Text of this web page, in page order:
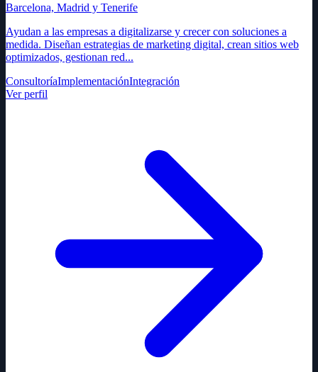
Barcelona, Madrid y Tenerife
Ayudan a las empresas a digitalizarse y crecer con soluciones a
medida. Diseñan estrategias de marketing digital, crean sitios web
optimizados, gestionan red...
ConsultoríaImplementaciónIntegración
Ver perfil